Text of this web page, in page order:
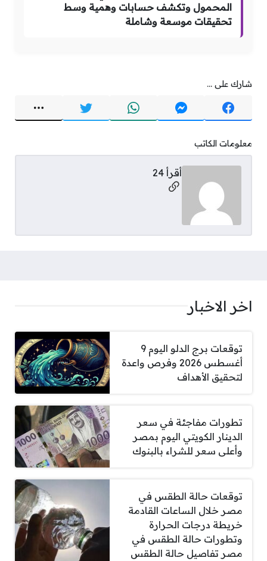
المحمول وتكشف حسابات وهمية وسط
تحقيقات موسعة وشاملة
شارك على ...
معلومات الكاتب
أقرأ 24
مواقع التواصل
اخر الاخبار
توقعات برج الدلو اليوم 9
أغسطس 2026 وفرص واعدة
لتحقيق الأهداف
تطورات مفاجئة في سعر
الدينار الكويتي اليوم بمصر
وأعلى سعر للشراء بالبنوك
توقعات حالة الطقس في
مصر خلال الساعات القادمة
خريطة درجات الحرارة
وتطورات حالة الطقس في
مصر تفاصيل حالة الطقس